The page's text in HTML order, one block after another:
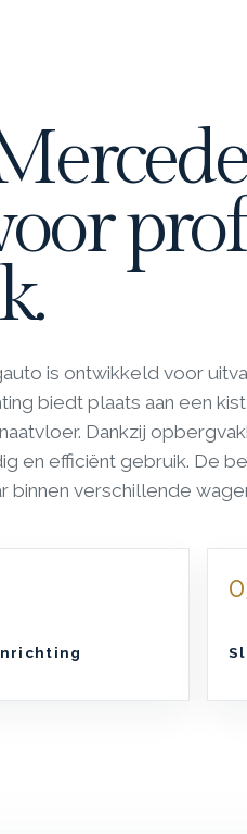
is ontwikkeld voor
biedt plaats aan een
Dankzij
en efficiënt gebruik. De
verschillende